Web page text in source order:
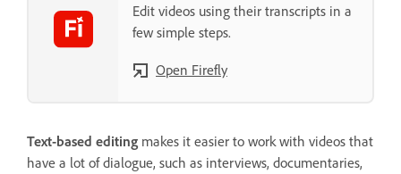
Edit videos using their transcripts in a
few simple steps.
Open Firefly
Text-based editing makes it easier to work with videos that
have a lot of dialogue, such as interviews, documentaries,